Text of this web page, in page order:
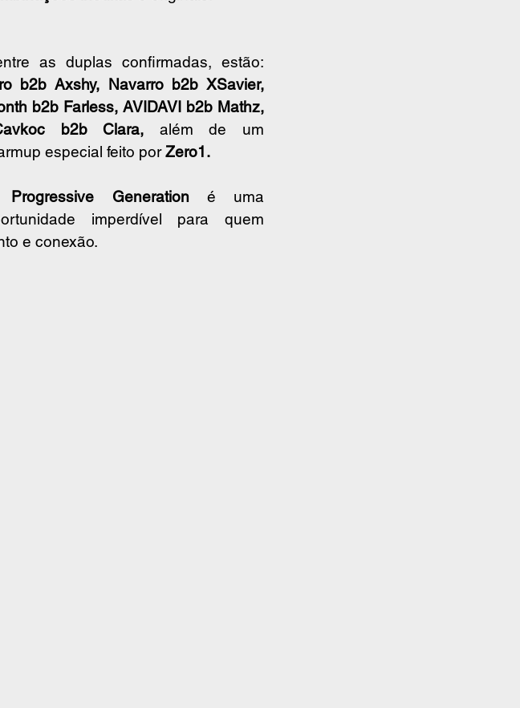
b2b Axshy, Navarro b2b XSavier,
b2b Farless, AVIDAVI b2b Mathz,
b2b Clara, além de um
especial feito por Zero1.
Progressive Generation é uma
imperdível para quem
e conexão.